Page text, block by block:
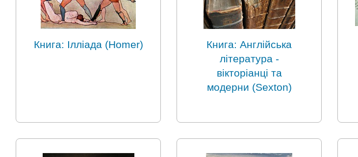
Книга: Ілліада (Homer)
Книга: Англійська
література -
вікторіанці та
модерни (Sexton)